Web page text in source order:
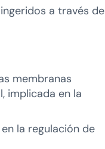
a través de
membranas
implicada en la
la regulación de